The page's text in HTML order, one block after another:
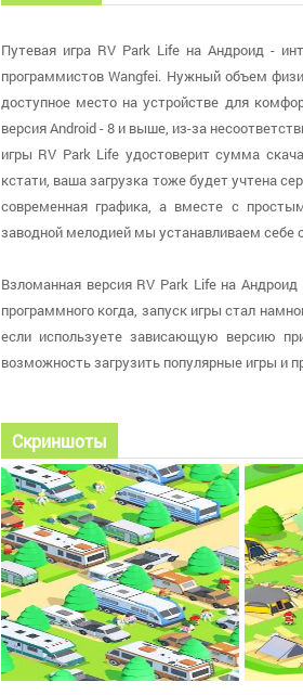
Путевая игра RV Park Life на Андроид -
программистов Wangfei. Нужный объем
доступное место на устройстве для
версия Android - 8 и выше, из-за
игры RV Park Life удостоверит сумма
кстати, ваша загрузка тоже будет учтена
современная графика, а вместе с
заводной мелодией мы устанавливаем себе
Взломанная версия RV Park Life на
программного когда, запуск игры стал
если используете зависающую версию
возможность загрузить популярные игры
Скриншоты